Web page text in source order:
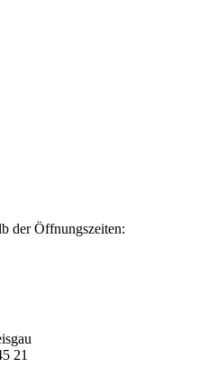
der Öffnungszeiten:
21